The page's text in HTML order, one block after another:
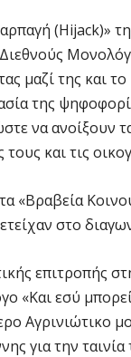
(Hijack)»
μαζί της και
της
να ανοίξουν
και τις
«Βραβεία
στο
επιτροπής
«Και εσύ
Αγρινιώτικο
για την